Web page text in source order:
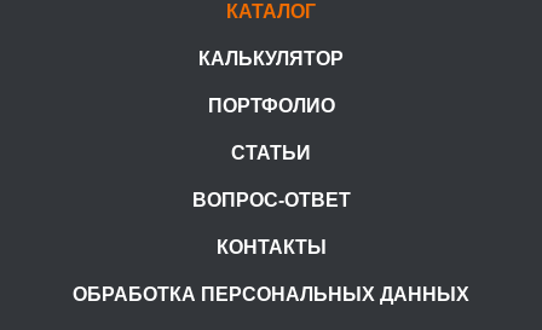
КАТАЛОГ
КАЛЬКУЛЯТОР
ПОРТФОЛИО
СТАТЬИ
ВОПРОС-ОТВЕТ
КОНТАКТЫ
ОБРАБОТКА ПЕРСОНАЛЬНЫХ ДАННЫХ